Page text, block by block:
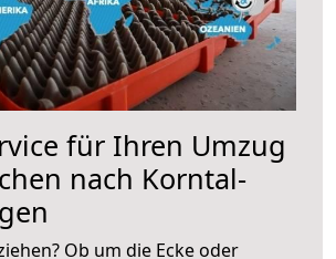
für Ihren Umzug
nach Korntal-
Ob um die Ecke oder